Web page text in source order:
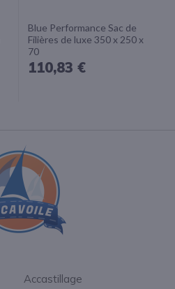
Blue Performance Sac de
Filières de luxe 350 x 250 x
70
110,83 €
Accastillage